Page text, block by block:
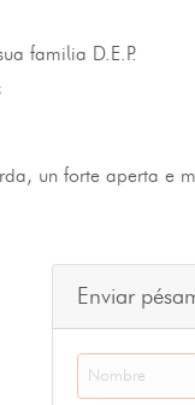
familia D.E.P.
un forte aperta e
Enviar